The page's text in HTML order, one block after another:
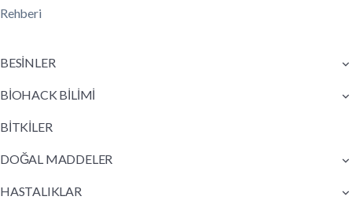
Rehberi
BESİNLER
BİOHACK BİLİMİ
BİTKİLER
DOĞAL MADDELER
HASTALIKLAR